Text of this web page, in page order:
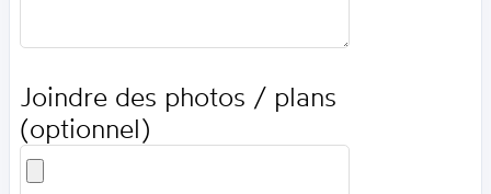
Joindre des photos / plans
(optionnel)